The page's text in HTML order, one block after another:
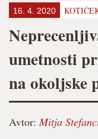
16. 4. 2020
umetnosti
na okoljske
Avtor:Mitja